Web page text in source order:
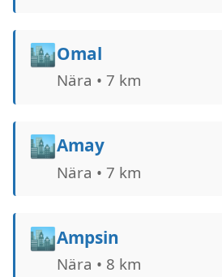
🏙️Omal
Nära • 7 km
🏙️Amay
Nära • 7 km
🏙️Ampsin
Nära • 8 km